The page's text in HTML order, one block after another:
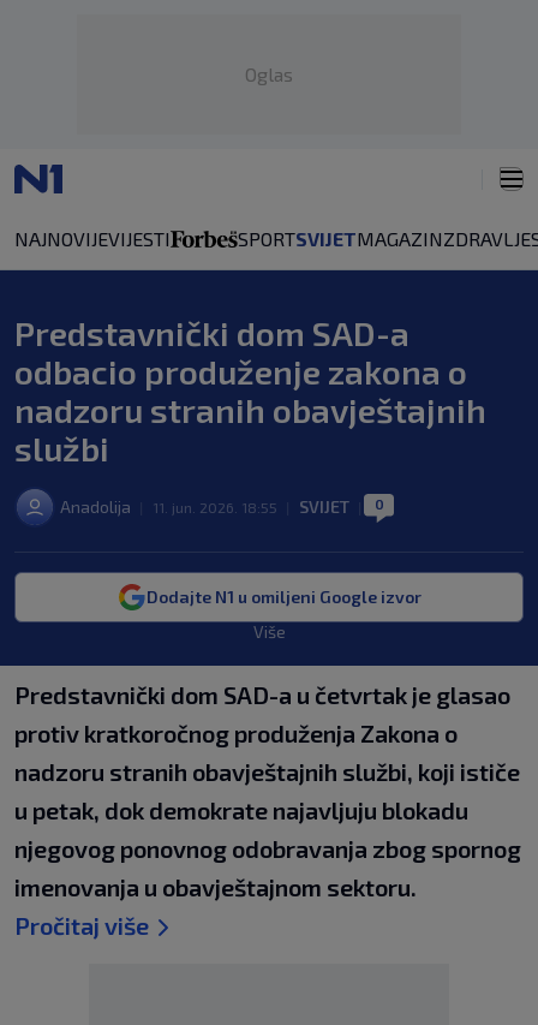
Oglas
NAJNOVIJEVIJESTI SPORTSVIJETMAGAZINZDRAVLJE
Predstavnički dom SAD-a
odbacio produženje zakona o
nadzoru stranih obavještajnih
službi
Anadolija 11. jun. 2026. 18:55 SVIJET 0
Dodajte N1 u omiljeni Google izvor
Više
Predstavnički dom SAD-a u četvrtak je glasao
protiv kratkoročnog produženja Zakona o
nadzoru stranih obavještajnih službi, koji ističe
u petak, dok demokrate najavljuju blokadu
njegovog ponovnog odobravanja zbog spornog
imenovanja u obavještajnom sektoru.
Pročitaj više